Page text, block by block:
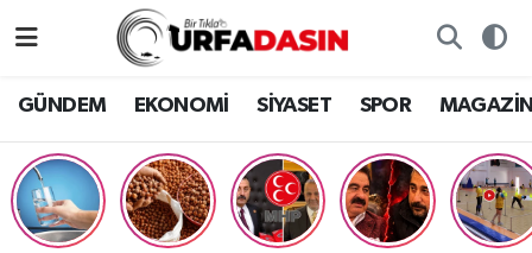
GÜNDEM EKONOMİ SİYASET SPOR
EKONOMİ
SİYASET
Gizlilik ve Güvenlik Politikası
İletişim
Nöbetçi Eczaneler
Hava Durumu
Namaz Vakitleri